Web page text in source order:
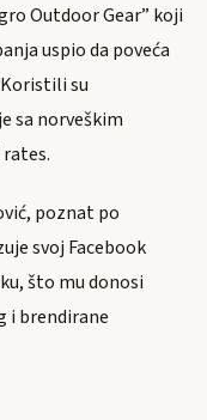
Outdoor Gear” koji
uspio da poveća
su
sa norveškim
poznat po
svoj Facebook
što mu donosi
i brendirane